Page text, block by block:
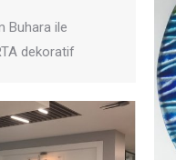
Buhara ile
dekoratif